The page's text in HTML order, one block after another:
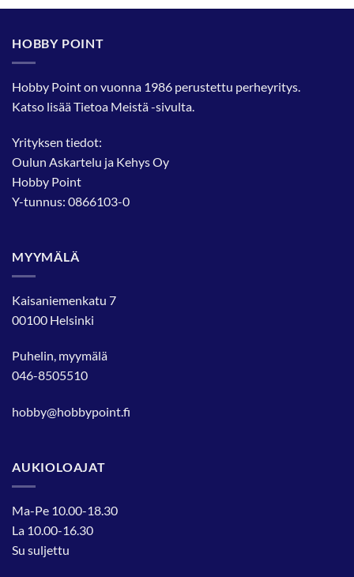
HOBBY POINT
Hobby Point on vuonna 1986 perustettu perheyritys.
Katso lisääTietoa Meistä-sivulta.
Yrityksen tiedot:
Oulun Askartelu ja Kehys Oy
Hobby Point
Y-tunnus: 0866103-0
MYYMÄLÄ
Kaisaniemenkatu 7
00100 Helsinki
Puhelin, myymälä
046-8505510
hobby@hobbypoint.fi
AUKIOLOAJAT
Ma-Pe 10.00-18.30
La 10.00-16.30
Su suljettu